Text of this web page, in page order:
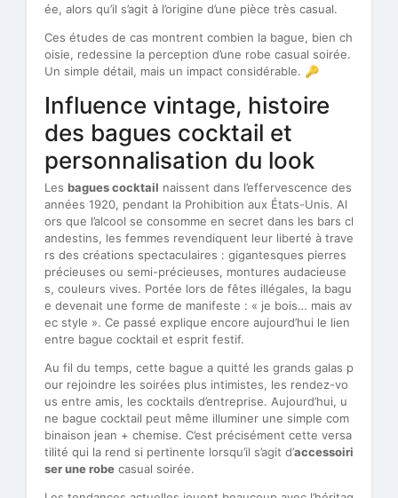
ée, alors qu’il s’agit à l’origine d’une pièce très casual.
Ces études de cas montrent combien la bague, bien ch
oisie, redessine la perception d’une robe casual soirée.
Un simple détail, mais un impact considérable. 🔑
Influence vintage, histoire
des bagues cocktail et
personnalisation du look
Les bagues cocktail naissent dans l’effervescence des
années 1920, pendant la Prohibition aux États-Unis. Al
ors que l’alcool se consomme en secret dans les bars cl
andestins, les femmes revendiquent leur liberté à trave
rs des créations spectaculaires : gigantesques pierres
précieuses ou semi-précieuses, montures audacieuse
s, couleurs vives. Portée lors de fêtes illégales, la bagu
e devenait une forme de manifeste : « je bois… mais av
ec style ». Ce passé explique encore aujourd’hui le lien
entre bague cocktail et esprit festif.
Au fil du temps, cette bague a quitté les grands galas p
our rejoindre les soirées plus intimistes, les rendez-vo
us entre amis, les cocktails d’entreprise. Aujourd’hui, u
ne bague cocktail peut même illuminer une simple com
binaison jean + chemise. C’est précisément cette versa
tilité qui la rend si pertinente lorsqu’il s’agit d’accessoiri
ser une robe casual soirée.